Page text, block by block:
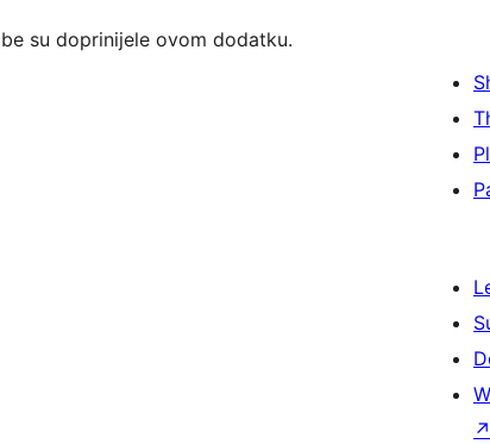
su doprinijele ovom dodatku.
↗